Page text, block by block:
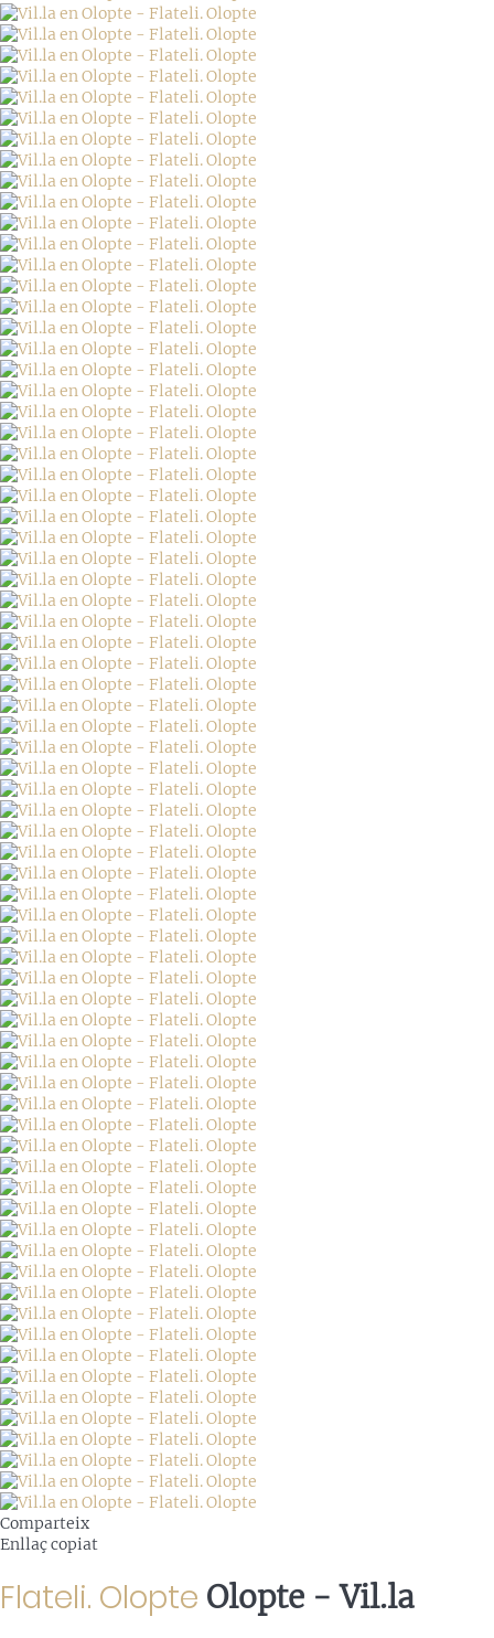
Comparteix
Enllaç copiat
Flateli. Olopte Olopte -Vil.la